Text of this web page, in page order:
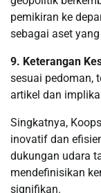
pemikiran ke
sebagai aset
9. Keterangan
sesuai pedoman,
artikel dan
Singkatnya,
inovatif dan
dukungan udara
mendefinisikan
signifikan.